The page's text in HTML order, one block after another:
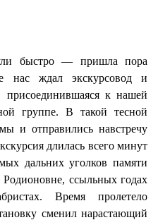
быстро — пришла пора
нас ждал экскурсовод и
присоединившаяся к нашей
группе. В такой тесной
и отправились навстречу
длилась всего минут
дальних уголков памяти
ссыльных годах
Время пролетело
сменил нарастающий